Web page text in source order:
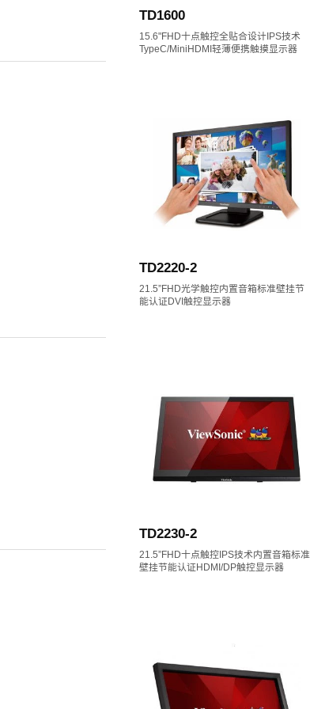
TD1600
15.6"FHD十点触控全贴合设计IPS技术
TypeC/MiniHDMI轻薄便携触摸显示器
TD2220-2
21.5”FHD光学触控内置音箱标准壁挂节
能认证DVI触控显示器
TD2230-2
21.5”FHD十点触控IPS技术内置音箱标准
壁挂节能认证HDMI/DP触控显示器